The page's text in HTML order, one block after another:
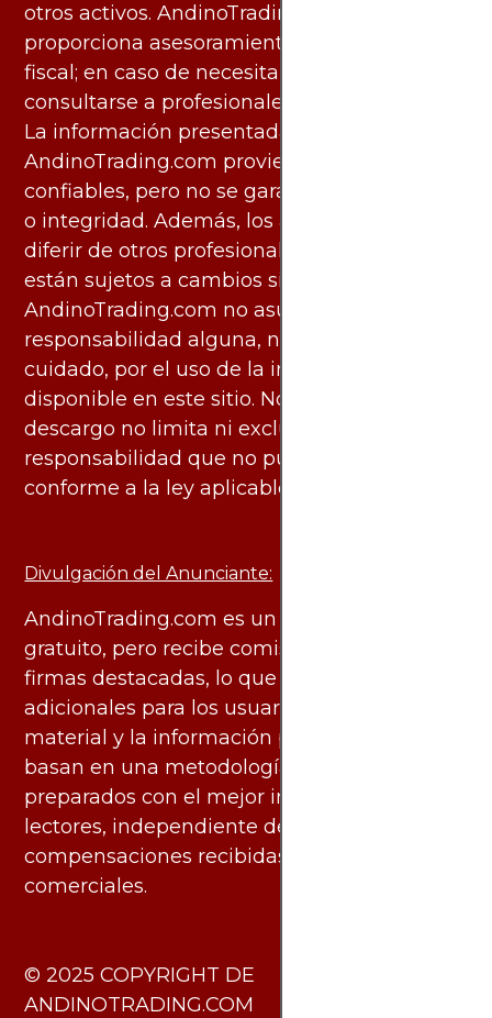
otros activos. AndinoTrading.com no
proporciona asesoramiento legal, contable o
fiscal; en caso de necesitarlo, debe
consultarse a profesionales especializados.
La información presentada por
AndinoTrading.com proviene de fuentes
confiables, pero no se garantiza su exactitud
o integridad. Además, los análisis pueden
diferir de otros profesionales calificados y
están sujetos a cambios sin previo aviso.
AndinoTrading.com no asume
responsabilidad alguna, ni deber de
cuidado, por el uso de la información
disponible en este sitio. No obstante, este
descargo no limita ni excluye ninguna
responsabilidad que no pueda ser excluida
conforme a la ley aplicable.
Divulgación del Anunciante:
AndinoTrading.com es un sitio de uso
gratuito, pero recibe comisiones de algunas
firmas destacadas, lo que no genera costos
adicionales para los usuarios. Todo el
material y la información publicados se
basan en una metodología imparcial y están
preparados con el mejor interés de los
lectores, independiente de las
compensaciones recibidas de socios
comerciales.
​© 2025 COPYRIGHT DE
ANDINOTRADING.COM